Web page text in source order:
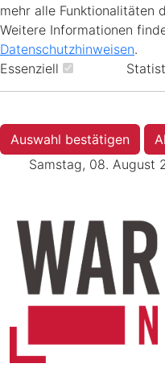
mehr alle Funktionalitäten
Weitere Informationen
Datenschutzhinweisen.
Essenziell
Auswahl bestätigen
Samstag, 08. August